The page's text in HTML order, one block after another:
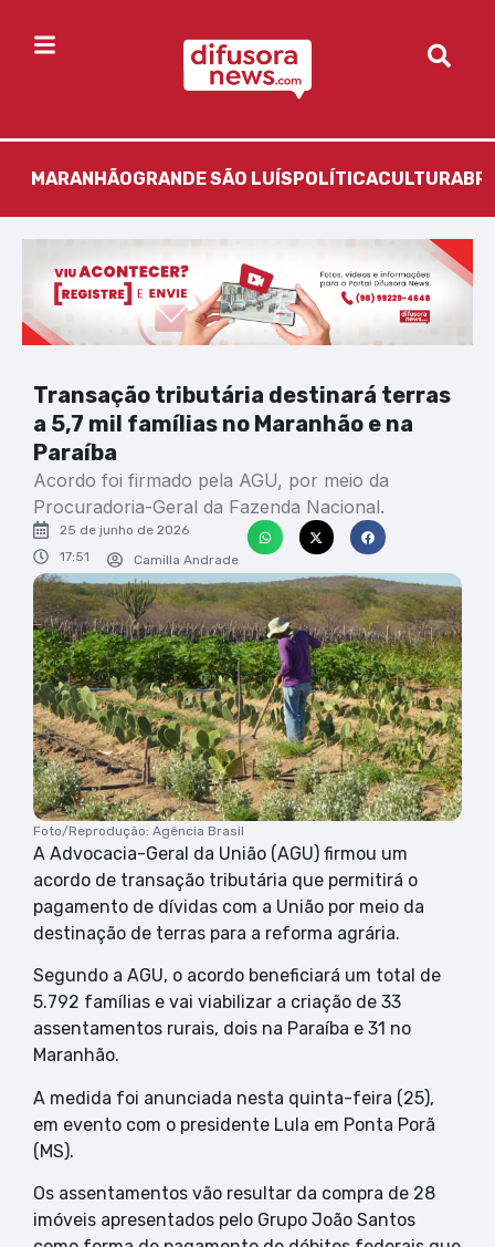
MARANHÃOGRANDE SÃO LUÍS POLÍTICACULTURA
Transação tributária destinará terras
a 5,7 mil famílias no Maranhão e na
Paraíba
Acordo foi firmado pela AGU, por meio da
Procuradoria-Geral da Fazenda Nacional.
25 de junho de 2026
17:51
Camilla Andrade
Foto/Reprodução: Agência Brasil
A Advocacia-Geral da União (AGU) firmou um
acordo de transação tributária que permitirá o
pagamento de dívidas com a União por meio da
destinação de terras para a reforma agrária.
Segundo a AGU, o acordo beneficiará um total de
5.792 famílias e vai viabilizar a criação de 33
assentamentos rurais, dois na Paraíba e 31 no
Maranhão.
A medida foi anunciada nesta quinta-feira (25),
em evento com o presidente Lula em Ponta Porã
(MS).
Os assentamentos vão resultar da compra de 28
imóveis apresentados pelo Grupo João Santos